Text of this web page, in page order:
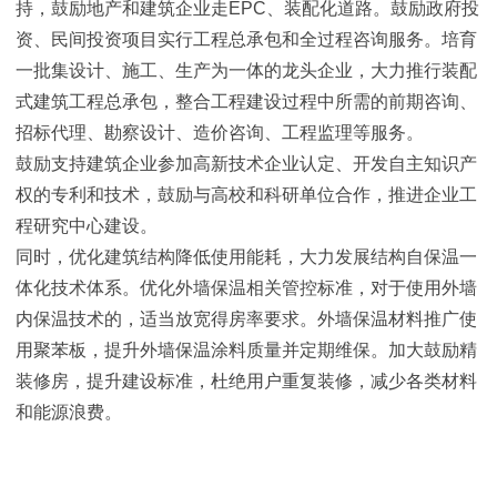
持，鼓励地产和建筑企业走EPC、装配化道路。鼓励政府投
资、民间投资项目实行工程总承包和全过程咨询服务。培育
一批集设计、施工、生产为一体的龙头企业，大力推行装配
式建筑工程总承包，整合工程建设过程中所需的前期咨询、
招标代理、勘察设计、造价咨询、工程监理等服务。
鼓励支持建筑企业参加高新技术企业认定、开发自主知识产
权的专利和技术，鼓励与高校和科研单位合作，推进企业工
程研究中心建设。
同时，优化建筑结构降低使用能耗，大力发展结构自保温一
体化技术体系。优化外墙保温相关管控标准，对于使用外墙
内保温技术的，适当放宽得房率要求。外墙保温材料推广使
用聚苯板，提升外墙保温涂料质量并定期维保。加大鼓励精
装修房，提升建设标准，杜绝用户重复装修，减少各类材料
和能源浪费。